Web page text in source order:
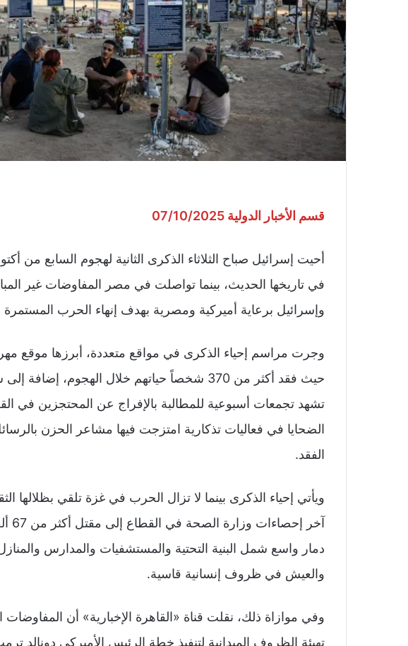
قسم الأخبار الدولية 07/10/2025
أحيت إسرائيل صباح الثلاثاء الذكرى الثانية لهجوم السابع من
في تاريخها الحديث، بينما تواصلت في مصر المفاوضات غير
وإسرائيل برعاية أميركية ومصرية بهدف إنهاء الحرب
وجرت مراسم إحياء الذكرى في مواقع متعددة، أبرزها موقع
حيث فقد أكثر من 370 شخصاً حياتهم خلال الهجوم،
تشهد تجمعات أسبوعية للمطالبة بالإفراج عن المحتجزين في
الضحايا في فعاليات تذكارية امتزجت فيها مشاعر الحزن
الفقد.
ويأتي إحياء الذكرى بينما لا تزال الحرب في غزة تلقي بظلالها
دمار واسع شمل البنية التحتية والمستشفيات والمدارس
والعيش في ظروف إنسانية قاسية.
وفي موازاة ذلك، نقلت قناة «القاهرة الإخبارية» أن
تهيئة الظروف الميدانية لتنفيذ خطة الرئيس الأميركي